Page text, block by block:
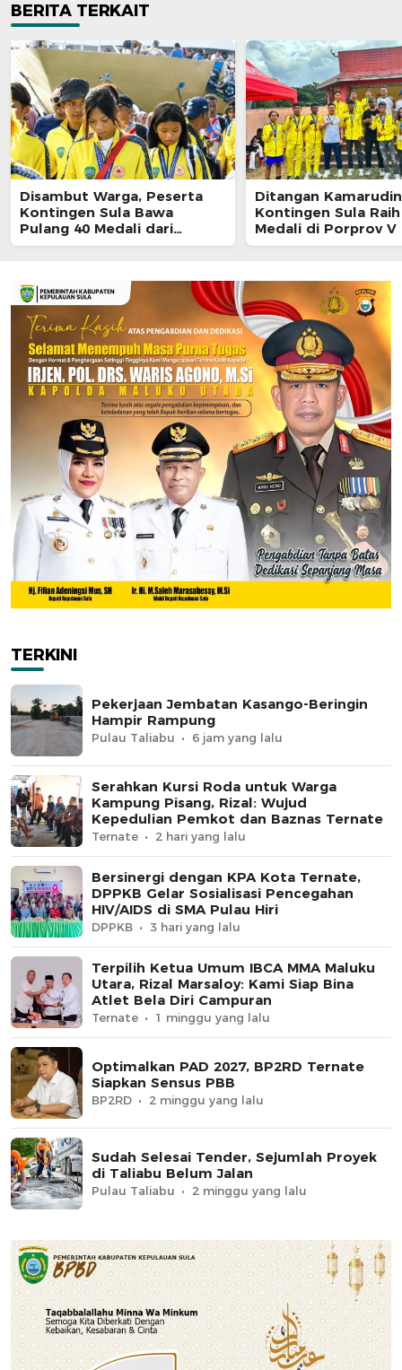
BERITA TERKAIT
Disambut Warga, Peserta
Kontingen Sula Bawa
Pulang 40 Medali dari
Porprov Malut 2026
Ditangan
Kontingen Sula
Medali di Porprov V
TERKINI
Pekerjaan Jembatan Kasango-Beringin
Hampir Rampung
Pulau Taliabu 6 jam yang lalu
Serahkan Kursi Roda untuk Warga
Kampung Pisang, Rizal: Wujud
Kepedulian Pemkot dan Baznas Ternate
Ternate 2 hari yang lalu
Bersinergi dengan KPA Kota Ternate,
DPPKB Gelar Sosialisasi Pencegahan
HIV/AIDS di SMA Pulau Hiri
DPPKB 3 hari yang lalu
Terpilih Ketua Umum IBCA MMA Maluku
Utara, Rizal Marsaloy: Kami Siap Bina
Atlet Bela Diri Campuran
Ternate 1 minggu yang lalu
Optimalkan PAD 2027, BP2RD Ternate
Siapkan Sensus PBB
BP2RD 2 minggu yang lalu
Sudah Selesai Tender, Sejumlah Proyek
di Taliabu Belum Jalan
Pulau Taliabu 2 minggu yang lalu